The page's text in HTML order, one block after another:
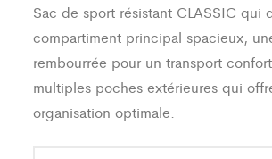
Sac de sport résistant CLASSIC qui
compartiment principal spacieux,
rembourrée pour un transport
multiples poches extérieures qui
organisation optimale.